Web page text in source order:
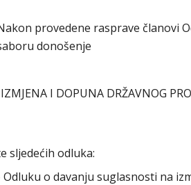
provedene rasprave članovi
donošenje
IZMJENA I DOPUNA DRŽAVNOG
sljedećih odluka:
Odluku o davanju suglasnosti na